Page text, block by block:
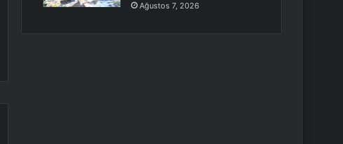
Ağustos 7, 2026